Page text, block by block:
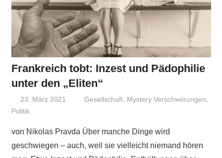
Frankreich tobt: Inzest und Pädophilie
unter den „Eliten“
23. März 2021 Niki Vogt
Gesellschaft, Mystery Verschwörungen,
Politik
von Nikolas Pravda Über manche Dinge wird
geschwiegen – auch, weil sie vielleicht niemand hören